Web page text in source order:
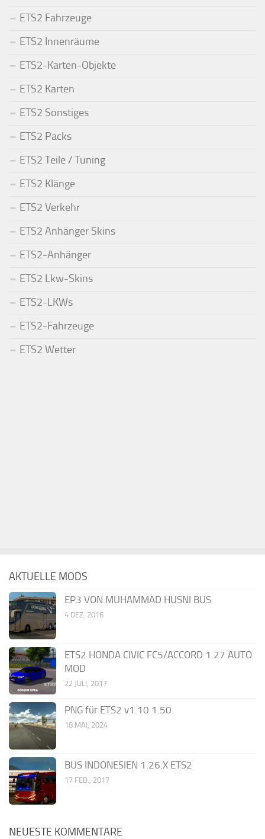
ETS2 Fahrzeuge
ETS2 Innenräume
ETS2-Karten-Objekte
ETS2 Karten
ETS2 Sonstiges
ETS2 Packs
ETS2 Teile / Tuning
ETS2 Klänge
ETS2 Verkehr
ETS2 Anhänger Skins
ETS2-Anhänger
ETS2 Lkw-Skins
ETS2-LKWs
ETS2-Fahrzeuge
ETS2 Wetter
AKTUELLE MODS
EP3 VON MUHAMMAD HUSNI BUS
4 DEZ. 2016
ETS2 HONDA CIVIC FC5/ACCORD 1.27 AUTO
MOD
22 JULI, 2017
PNG für ETS2 v1.10 1.50
18 MAI, 2024
BUS INDONESIEN 1.26.X ETS2
17 FEB., 2017
NEUESTE KOMMENTARE